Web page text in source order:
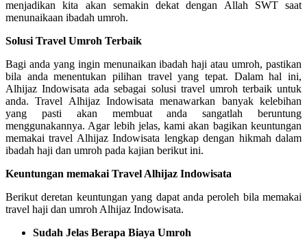
menjadikan kita akan semakin dekat dengan Allah SWT saat
menunaikaan ibadah umroh.
Solusi Travel Umroh Terbaik
Bagi anda yang ingin menunaikan ibadah haji atau umroh, pastikan
bila anda menentukan pilihan travel yang tepat. Dalam hal ini,
Alhijaz Indowisata ada sebagai solusi travel umroh terbaik untuk
anda. Travel Alhijaz Indowisata menawarkan banyak kelebihan
yang pasti akan membuat anda sangatlah beruntung
menggunakannya. Agar lebih jelas, kami akan bagikan keuntungan
memakai travel Alhijaz Indowisata lengkap dengan hikmah dalam
ibadah haji dan umroh pada kajian berikut ini.
Keuntungan memakai Travel Alhijaz Indowisata
Berikut deretan keuntungan yang dapat anda peroleh bila memakai
travel haji dan umroh Alhijaz Indowisata.
Sudah Jelas Berapa Biaya Umroh